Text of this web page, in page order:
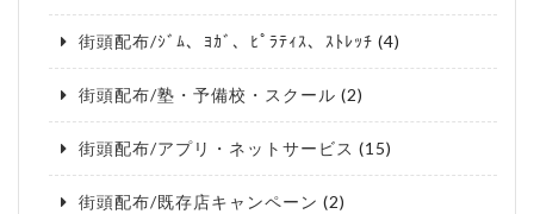
街頭配布/ｼﾞﾑ、ﾖｶﾞ、ﾋﾟﾗﾃｨｽ、ｽﾄﾚｯﾁ (4)
街頭配布/塾・予備校・スクール (2)
街頭配布/アプリ・ネットサービス (15)
街頭配布/既存店キャンペーン (2)